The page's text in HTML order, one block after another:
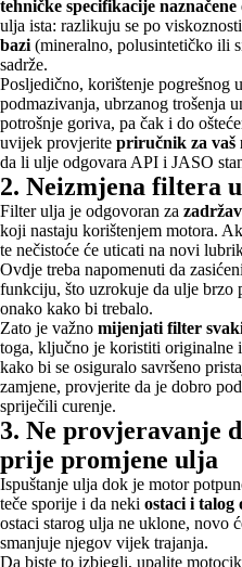
tehničke specifikacije
ulja ista: razlikuju se po
bazi (mineralno, polusintetičko ili
sadrže.
Posljedično, korištenje pogrešnog
podmazivanja, ubrzanog trošenja
potrošnje goriva, pa čak i do
uvijek provjerite priručnik za vaš
da li ulje odgovara API i JASO
2. Neizmjena filtera
Filter ulja je odgovoran za
koji nastaju korištenjem motora.
te nečistoće će uticati na novi
Ovdje treba napomenuti da
funkciju, što uzrokuje da ulje brzo
onako kako bi trebalo.
Zato je važno mijenjati filter
toga, ključno je koristiti originalne
kako bi se osiguralo savršeno
zamjene, provjerite da je dobro
spriječili curenje.
3. Ne provjeravanje
prije promjene ulja
Ispuštanje ulja dok je motor
teče sporije i da neki ostaci i talog
ostaci starog ulja ne uklone, novo
smanjuje njegov vijek trajanja.
Da biste to izbjegli, upalite